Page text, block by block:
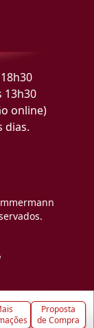
Proposta
de Compra
13h30
online)
dias.